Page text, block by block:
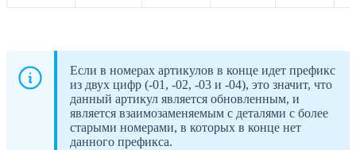
Если в номерах артикулов в конце идет префикс
из двух цифр (-01, -02, -03 и -04), это значит, что
данный артикул является обновленным, и
является взаимозаменяемым с деталями с более
старыми номерами, в которых в конце нет
данного префикса.